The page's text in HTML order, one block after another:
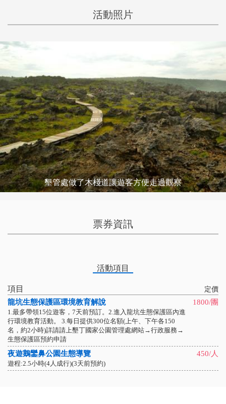
活動照片
墾管處做了木棧道讓遊客方便走過觀察
票券資訊
活動項目
項目 定價
龍坑生態保護區環境教育解說
1.最多帶領15位遊客，7天前預訂。2.進入龍坑生態保護區內進
行環境教育活動。 3.每日提供300位名額(上午、下午各150
名，約2小時)詳請請上墾丁國家公園管理處網站→行政服務→
生態保護區預約申請
1800/團
夜遊鵝鑾鼻公園生態導覽
遊程:2.5小時(4人成行)(3天前預約)
450/人